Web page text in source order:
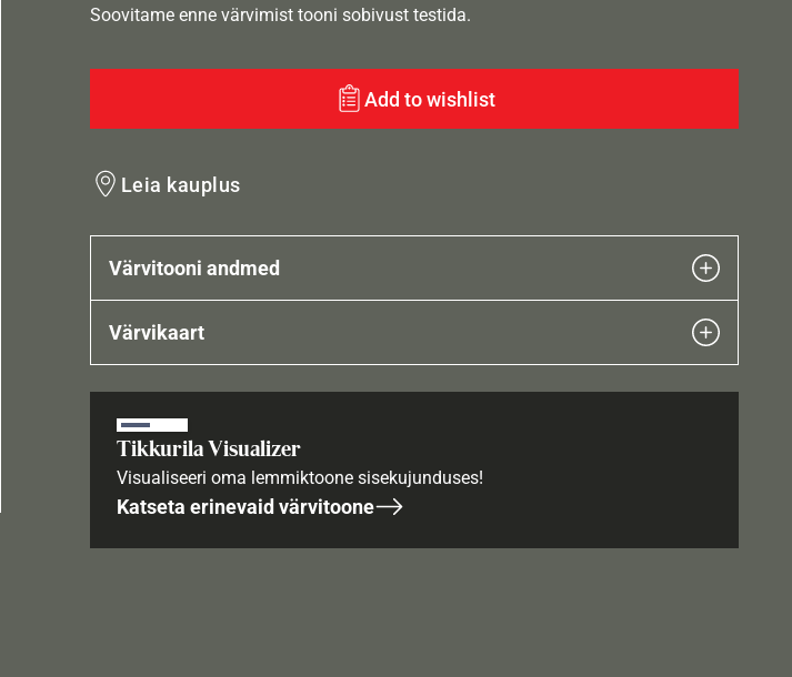
Soovitame enne värvimist tooni sobivust testida.
Add to wishlist
Leia kauplus
Värvitooni andmed
Värvikaart
Tikkurila Visualizer
Visualiseeri oma lemmiktoone sisekujunduses!
Katseta erinevaid värvitoone